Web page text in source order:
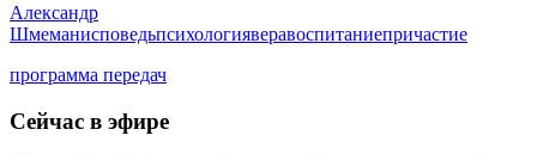
Александр
Шмеманисповедьпсихологияверавоспитаниепричастие
программа передач
Сейчас в эфире